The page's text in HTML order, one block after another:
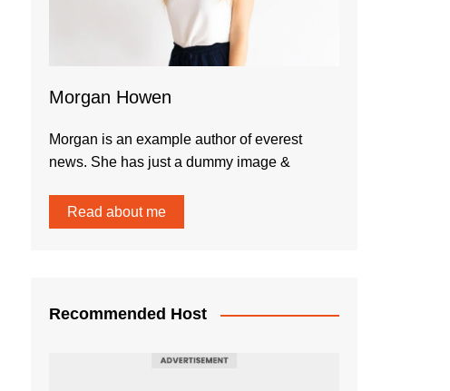
Morgan Howen
Morgan is an example author of everest
news. She has just a dummy image &
Read about me
Recommended Host